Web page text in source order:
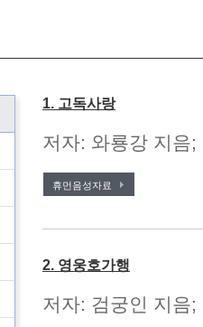
1. 고독사랑
저자: 와룡강 지음
휴먼음성자료
2. 영웅호가행
저자: 검궁인 지음